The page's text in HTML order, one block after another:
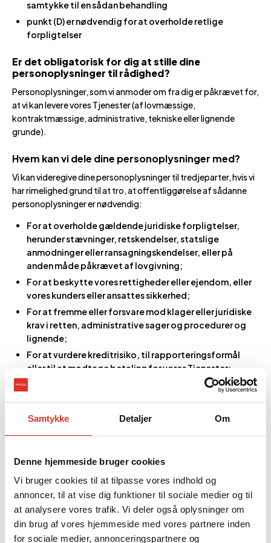
Samtykke Detaljer Om
Denne hjemmeside bruger cookies
Vi bruger cookies til at tilpasse vores indhold og
annoncer, til at vise dig funktioner til sociale medier og til
at analysere vores trafik. Vi deler også oplysninger om
din brug af vores hjemmeside med vores partnere inden
for sociale medier, annonceringspartnere og
samtykke til en sådan behandling
punkt (D) er nødvendig for at overholde retlige
forpligtelser
Er det obligatorisk for dig at stille dine
personoplysninger til rådighed?
Personoplysninger, som vi anmoder om fra dig er påkrævet for,
at vi kan levere vores Tjenester (af lovmæssige,
kontraktmæssige, administrative, tekniske eller lignende
grunde).
Hvem kan vi dele dine personoplysninger med?
Vi kan videregive dine personoplysninger til tredjeparter, hvis vi
har rimelighed grund til at tro, at offentliggørelse af sådanne
personoplysninger er nødvendig:
For at overholde gældende juridiske forpligtelser,
herunder stævninger, retskendelser, statslige
anmodninger eller ransagningskendelser, eller på
anden måde påkrævet af lovgivning;
For at beskytte vores rettigheder eller ejendom, eller
vores kunders eller ansattes sikkerhed;
For at fremme eller forsvare mod klager eller juridiske
krav i retten, administrative sager og procedurer og
lignende;
For at vurdere kreditrisiko, til rapporteringsformål
eller til at modtage betaling for vores Tjenester;
Som led i fusion og sammenlægning, forudsat at den
overensstemmelse med vores Privatlivspolitik;
TREDJEPARTSLEVERANDØRER
Vi kan bruge tredjepartsleverandører til at udføre tjenester for
os som f.eks. at levere infrastruktur og IT-tjenester (herunder
men ikke begrænset til datalagring), behandle
kreditoplysninger, at yde kundeservice, indsamle
gældsanalyse samt forbedre data, behandle forespørgsler fra